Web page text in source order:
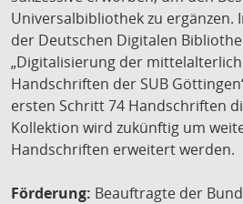
Universalbibliothek zu ergänzen.
der Deutschen Digitalen
„Digitalisierung der
Handschriften der SUB
ersten Schritt 74 Handschriften
Kollektion wird zukünftig um
Handschriften erweitert werden.
Förderung: Beauftragte der